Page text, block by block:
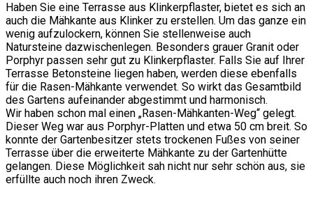
Haben Sie eine Terrasse aus Klinkerpflaster, bietet es sich an
auch die Mähkante aus Klinker zu erstellen. Um das ganze ein
wenig aufzulockern, können Sie stellenweise auch
Natursteine dazwischenlegen. Besonders grauer Granit oder
Porphyr passen sehr gut zu Klinkerpflaster. Falls Sie auf Ihrer
Terrasse Betonsteine liegen haben, werden diese ebenfalls
für die Rasen-Mähkante verwendet. So wirkt das Gesamtbild
des Gartens aufeinander abgestimmt und harmonisch.
Wir haben schon mal einen „Rasen-Mähkanten-Weg“ gelegt.
Dieser Weg war aus Porphyr-Platten und etwa 50 cm breit. So
konnte der Gartenbesitzer stets trockenen Fußes von seiner
Terrasse über die erweiterte Mähkante zu der Gartenhütte
gelangen. Diese Möglichkeit sah nicht nur sehr schön aus, sie
erfüllte auch noch ihren Zweck.